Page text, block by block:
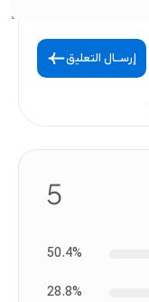
إرســال التعليق
5
50.4%
28.8%